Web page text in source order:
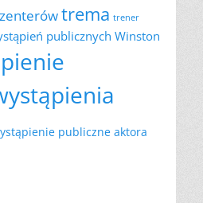
trema trener
publicznych Winston
publiczne aktora